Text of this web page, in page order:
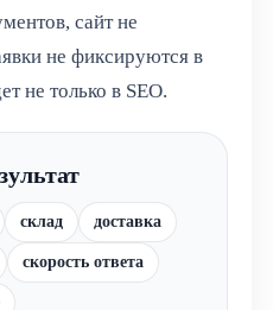
сайт не
не фиксируются в
не только в SEO.
склад доставка
скорость ответа